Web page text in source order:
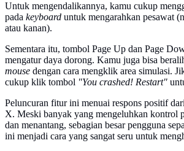
Untuk mengendalikannya, kamu cukup
pada keyboard untuk mengarahkan pesawat
atau kanan).
Sementara itu, tombol Page Up dan Page
mengatur daya dorong. Kamu juga bisa
mouse dengan cara mengklik area simulasi.
cukup klik tombol "You crashed! Restart"
Peluncuran fitur ini menuai respons positif
X. Meski banyak yang mengeluhkan kontrol
dan menantang, sebagian besar pengguna
ini menjadi cara yang sangat seru untuk